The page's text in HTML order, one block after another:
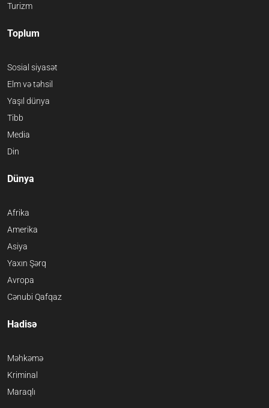
Turizm
Toplum
Sosial siyasət
Elm və təhsil
Yaşıl dünya
Tibb
Media
Din
Dünya
Afrika
Amerika
Asiya
Yaxın Şərq
Avropa
Cənubi Qafqaz
Hadisə
Məhkəmə
Kriminal
Maraqlı